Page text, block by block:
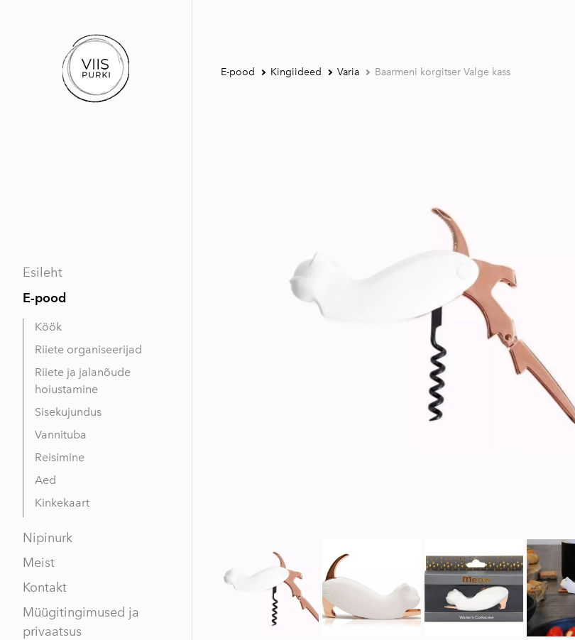
Esileht
E-pood
Köök
Riiete organiseerijad
Riiete ja jalanõude
hoiustamine
Sisekujundus
Vannituba
Reisimine
Aed
Kinkekaart
Nipinurk
Meist
Kontakt
Müügitingimused ja
privaatsus
E-pood Kingiideed Varia Baarmeni korgitser Valge kass